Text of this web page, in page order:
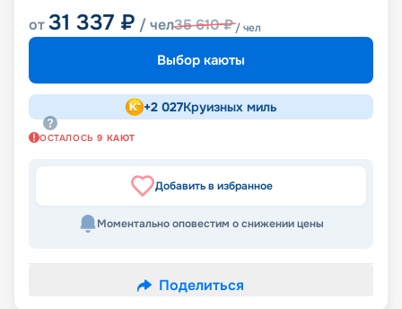
от31 337 ₽ / чел35 610₽/ чел
Выбор каюты
+2 027Круизных миль
ОСТАЛОСЬ 9 КАЮТ
Добавить в избранное
Моментально оповестим о снижении цены
Поделиться